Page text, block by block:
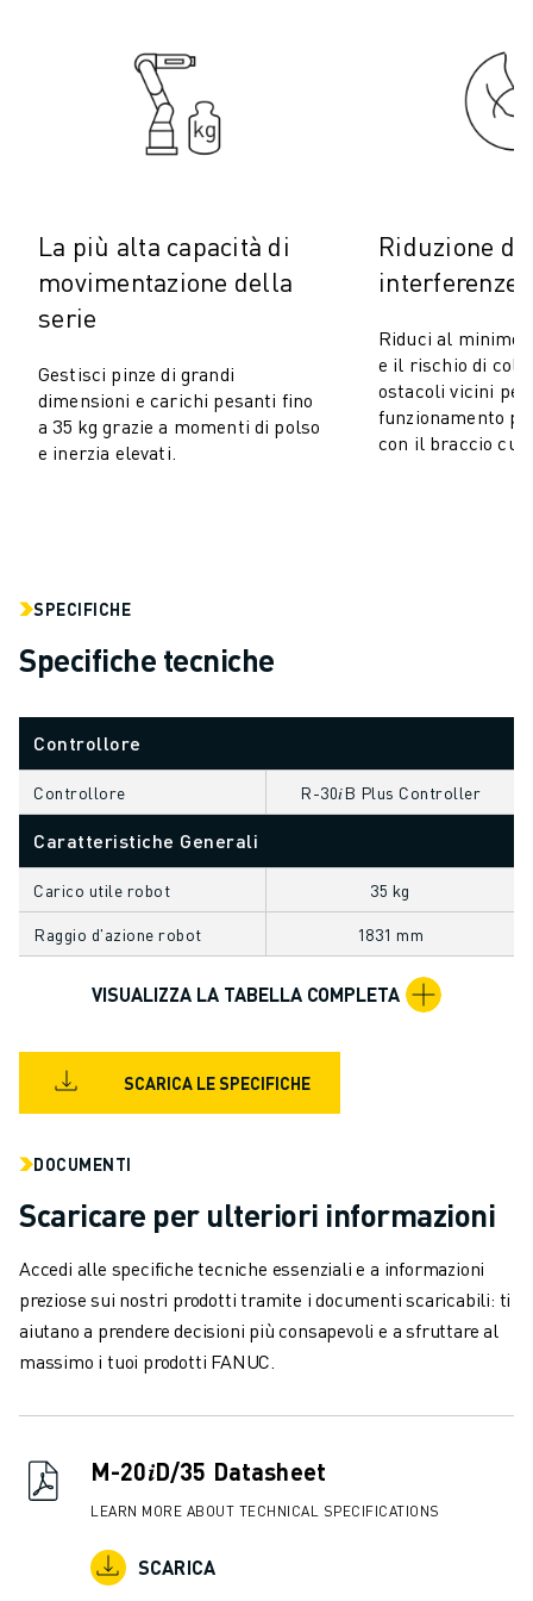
ROBOCUT MACCHINE PER ELETTROEROSIONE A FILO
ROBOCUT HARDWARE
SOFTWARE ROBOCUT
MANUTENZIONE PREVENTIVA DI ROBOCUT
SOLUZIONI PER FABBRICHE INTELLIGENTI
SOLUZIONI DI FABBRICA INTELLIGENTI PER AUMENTARE
REGISTRAZIONE DEI PRODOTTI " PORTALE FANUC
SOLUZIONI
SETTORI
TUTTI I SETTORI
AEROSPAZIALE
MEDICALE
PLASTICA
MAGAZZINAGGIO, LOGISTICA, SPEDIZIONI E PACCHI
APPLICAZIONI
TUTTE LE APPLICAZIONI
MACCHINE A 5 ASSI
SALDATURA AD ARCO
ASSEMBLAGGIO
RETTIFICA CNC
FRESATURA CNC
TORNITURA CNC
FORATURA E MASCHIATURA AD ALTA VELOCITÀ
STAMPAGGIO A INIEZIONE
MOVIMENTAZIONE DEI MATERIALI
VERNICIATURA
PALLETTIZZAZIONE
ISPEZIONE VISIVA
ELETTROEROSIONE A FILO
SERVIZIO CLIENTI
ASSISTENZA CLIENTI
FANUC PLANS
ASSISTENZA SUL CAMPO E MANUTENZIONE
RIGENERAZIONE
STRUMENTI DI SERVICE DIGITALI
CENTRO DOWNLOAD " MYFANUC
TRAINING & EDUCATION
La più alta capacità di
movimentazione della
serie
Gestisci pinze di grandi
dimensioni e carichi pesanti fino
a 35 kg grazie a momenti di polso
e inerzia elevati.
Riduzione
interferenze
Riduci al minimo
e il rischio di
ostacoli vicini per
funzionamento
con il braccio
SPECIFICHE
Specifiche tecniche
Controllore
Controllore R-30𝑖B Plus Controller
Caratteristiche Generali
Carico utile robot 35 kg
Raggio d'azione robot 1831 mm
VISUALIZZA LA TABELLA COMPLETA
SCARICA LE SPECIFICHE
DOCUMENTI
Scaricare per ulteriori informazioni
Accedi alle specifiche tecniche essenziali e a informazioni
preziose sui nostri prodotti tramite i documenti scaricabili: ti
aiutano a prendere decisioni più consapevoli e a sfruttare al
massimo i tuoi prodotti FANUC.
M-20𝑖D/35 Datasheet
LEARN MORE ABOUT TECHNICAL SPECIFICATIONS
SCARICA